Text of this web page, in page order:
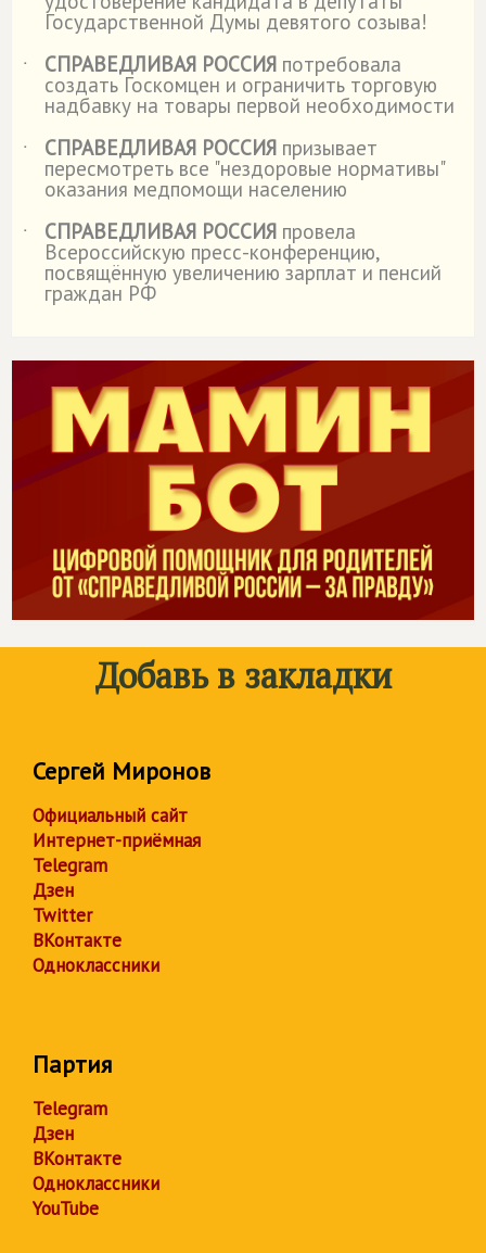
Государственной Думы девятого созыва!
˙
СПРАВЕДЛИВАЯ РОССИЯ потребовала
создать Госкомцен и ограничить торговую
надбавку на товары первой необходимости
˙
СПРАВЕДЛИВАЯ РОССИЯ призывает
пересмотреть все "нездоровые нормативы"
оказания медпомощи населению
˙
СПРАВЕДЛИВАЯ РОССИЯ провела
Всероссийскую пресс-конференцию,
посвящённую увеличению зарплат и пенсий
граждан РФ
Добавь в закладки
Сергей Миронов
Официальный сайт
Интернет-приёмная
Telegram
Дзен
Twitter
ВКонтакте
Одноклассники
Партия
Telegram
Дзен
ВКонтакте
Одноклассники
YouTube